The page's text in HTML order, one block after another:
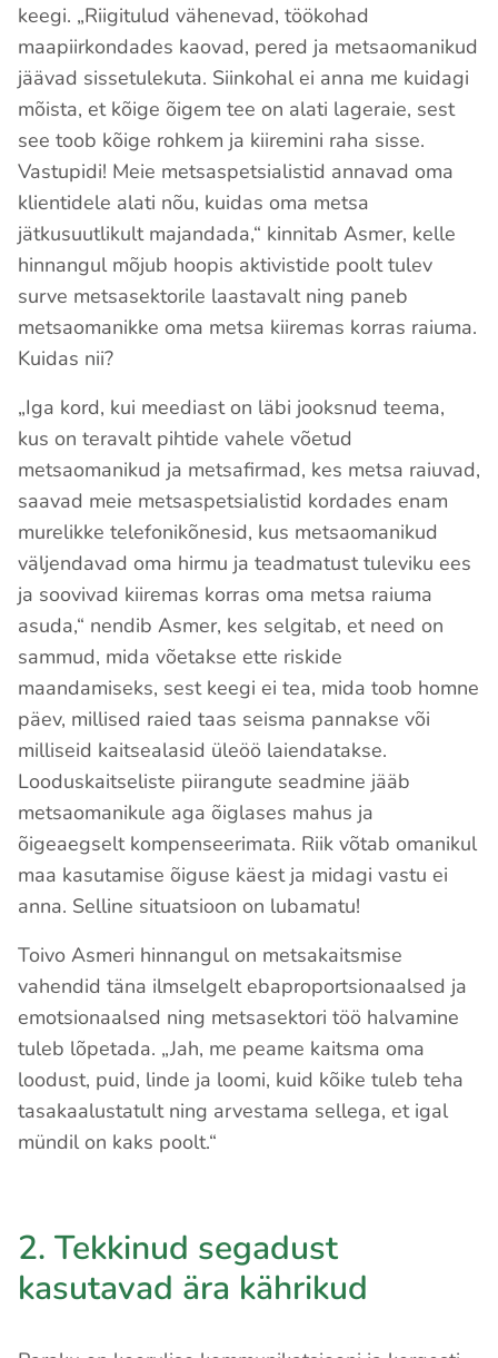
keegi. „Riigitulud vähenevad, töökohad
maapiirkondades kaovad, pered ja metsaomanikud
jäävad sissetulekuta. Siinkohal ei anna me kuidagi
mõista, et kõige õigem tee on alati lageraie, sest
see toob kõige rohkem ja kiiremini raha sisse.
Vastupidi! Meie metsaspetsialistid annavad oma
klientidele alati nõu, kuidas oma metsa
jätkusuutlikult majandada,“ kinnitab Asmer, kelle
hinnangul mõjub hoopis aktivistide poolt tulev
surve metsasektorile laastavalt ning paneb
metsaomanikke oma metsa kiiremas korras raiuma.
Kuidas nii?
„Iga kord, kui meediast on läbi jooksnud teema,
kus on teravalt pihtide vahele võetud
metsaomanikud ja metsafirmad, kes metsa raiuvad,
saavad meie metsaspetsialistid kordades enam
murelikke telefonikõnesid, kus metsaomanikud
väljendavad oma hirmu ja teadmatust tuleviku ees
ja soovivad kiiremas korras oma metsa raiuma
asuda,“ nendib Asmer, kes selgitab, et need on
sammud, mida võetakse ette riskide
maandamiseks, sest keegi ei tea, mida toob homne
päev, millised raied taas seisma pannakse või
milliseid kaitsealasid üleöö laiendatakse.
Looduskaitseliste piirangute seadmine jääb
metsaomanikule aga õiglases mahus ja
õigeaegselt kompenseerimata. Riik võtab omanikul
maa kasutamise õiguse käest ja midagi vastu ei
anna. Selline situatsioon on lubamatu!
Toivo Asmeri hinnangul on metsakaitsmise
vahendid täna ilmselgelt ebaproportsionaalsed ja
emotsionaalsed ning metsasektori töö halvamine
tuleb lõpetada. „Jah, me peame kaitsma oma
loodust, puid, linde ja loomi, kuid kõike tuleb teha
tasakaalustatult ning arvestama sellega, et igal
mündil on kaks poolt.“
2. Tekkinud segadust
kasutavad ära kährikud